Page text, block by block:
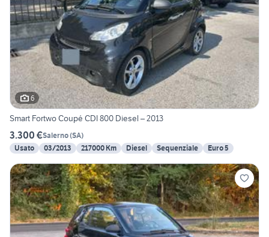
6
Smart Fortwo Coupé CDI 800 Diesel – 2013
3.300 €Salerno(SA)
Usato
03/2013 217000 Km Diesel Sequenziale Euro 5